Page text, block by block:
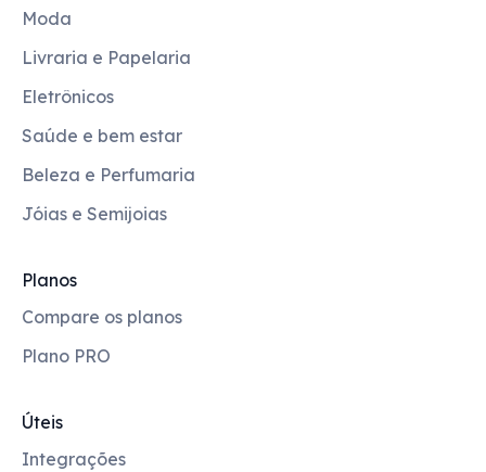
Moda
Livraria e Papelaria
Eletrônicos
Saúde e bem estar
Beleza e Perfumaria
Jóias e Semijoias
Planos
Compare os planos
Plano PRO
Úteis
Integrações